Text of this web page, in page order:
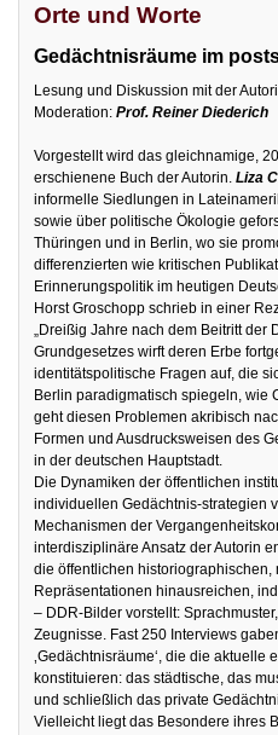
Orte und Worte
Gedächtnisräume im
Lesung und Diskussion mit der
Moderation:Prof. Reiner Diederich
Vorgestellt wird das gleichnamige,
erschienene Buch der Autorin. Liza
informelle Siedlungen in
sowie über politische Ökologie
Thüringen und in Berlin, wo sie
differenzierten wie kritischen
Erinnerungspolitik im heutigen
Horst Groschopp schrieb in einer
„Dreißig Jahre nach dem Beitritt der
Grundgesetzes wirft deren Erbe
identitätspolitische Fragen auf, die
Berlin paradigmatisch spiegeln, wie
geht diesen Problemen akribisch
Formen und Ausdrucksweisen des
in der deutschen Hauptstadt.
Die Dynamiken der öffentlichen
individuellen Gedächtnis-strategien
Mechanismen der
interdisziplinäre Ansatz der Autorin
die öffentlichen
Repräsentationen hinausreichen,
– DDR-Bilder vorstellt:
Zeugnisse. Fast 250 Interviews
‚Gedächtnisräume‘, die die
konstituieren: das städtische, das
und schließlich das private
Vielleicht liegt das Besondere ihres